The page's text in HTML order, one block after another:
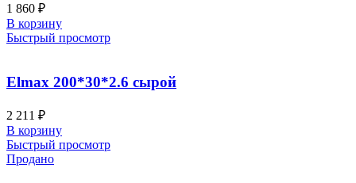
1 860 ₽
В корзину
Быстрый просмотр
Elmax 200*30*2.6 сырой
2 211 ₽
В корзину
Быстрый просмотр
Продано